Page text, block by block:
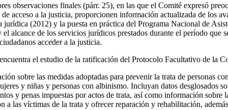
observaciones finales (párr. 25), en las que el Comité expresó
acceso a la justicia, proporcionen información actualizada de los
jurídica (2012) y la puesta en práctica del Programa Nacional de
alcance de los servicios jurídicos prestados durante el período que
acceder a la justicia.
el estudio de la ratificación del Protocolo Facultativo de la
sobre las medidas adoptadas para prevenir la trata de personas
y niñas y personas con albinismo. Incluyan datos desglosados
y penas impuestas por actos de trata, así como información sobre
a las víctimas de la trata y ofrecer reparación y rehabilitación,